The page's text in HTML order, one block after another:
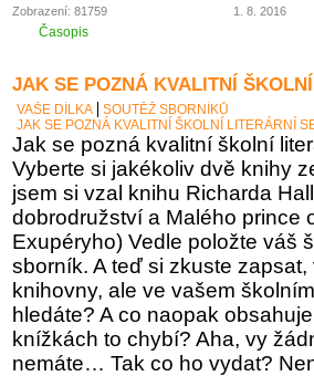
Zobrazení: 81759 1. 8. 2016
Časopis
JAK SE POZNÁ KVALITNÍ
VAŠE DÍLKA
SOUTĚŽ SBORNÍKŮ
JAK SE POZNÁ KVALITNÍ ŠKOLNÍ LITERÁRNÍ
Jak se pozná kvalitní školní
Vyberte si jakékoliv dvě knihy
jsem si vzal knihu Richarda
dobrodružství a Malého prince
Exupéryho) Vedle položte váš
sborník. A teď si zkuste
knihovny, ale ve vašem
hledáte? A co naopak
knížkách to chybí? Aha, vy
nemáte… Tak co ho vydat?